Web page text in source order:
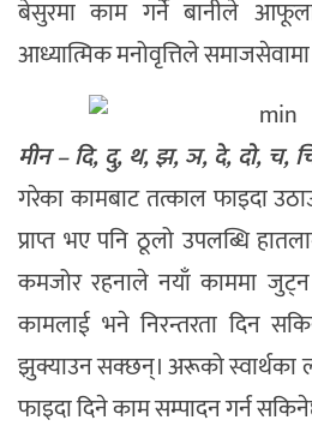
बेसुरमा काम गर्ने बानीले
आध्यात्मिक मनोवृत्तिले समाजसेवामा
मीन – दि, दु, थ, झ, ञ, दे, दो, च,
गरेका कामबाट तत्काल फाइदा
प्राप्त भए पनि ठूलो उपलब्धि
कमजोर रहनाले नयाँ काममा
कामलाई भने निरन्तरता दिन
झुक्याउन सक्छन्। अरूको स्वार्थका
फाइदा दिने काम सम्पादन गर्न